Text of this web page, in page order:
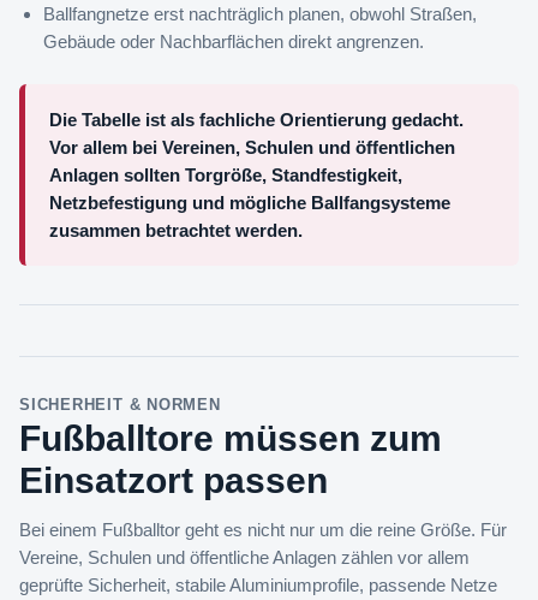
Ballfangnetze erst nachträglich planen, obwohl Straßen,
Gebäude oder Nachbarflächen direkt angrenzen.
Die Tabelle ist als fachliche Orientierung gedacht.
Vor allem bei Vereinen, Schulen und öffentlichen
Anlagen sollten Torgröße, Standfestigkeit,
Netzbefestigung und mögliche Ballfangsysteme
zusammen betrachtet werden.
SICHERHEIT & NORMEN
Fußballtore müssen zum
Einsatzort passen
Bei einem Fußballtor geht es nicht nur um die reine Größe. Für
Vereine, Schulen und öffentliche Anlagen zählen vor allem
geprüfte Sicherheit, stabile Aluminiumprofile, passende Netze